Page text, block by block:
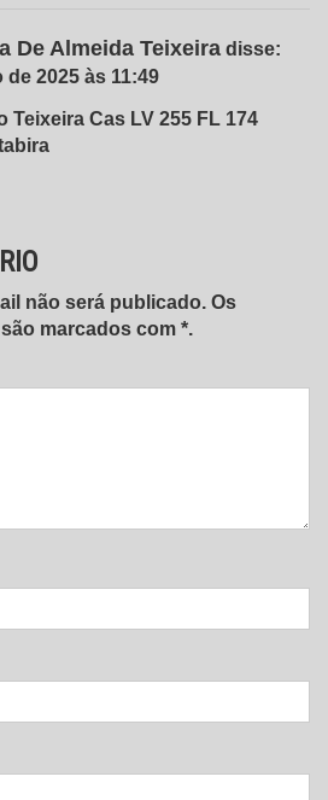
De Almeida Teixeira disse:
de 2025 às 11:49
Teixeira Cas LV 255 FL 174
não será publicado. Os
marcados com *.